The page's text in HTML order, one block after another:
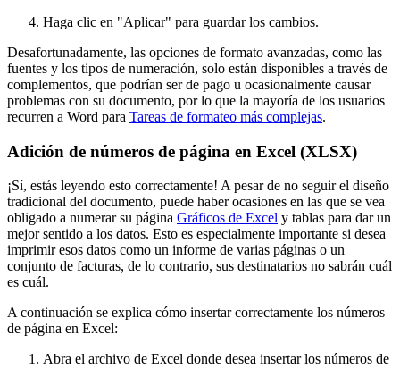
Haga clic en "Aplicar" para guardar los cambios.
Desafortunadamente, las opciones de formato avanzadas, como las
fuentes y los tipos de numeración, solo están disponibles a través de
complementos, que podrían ser de pago u ocasionalmente causar
problemas con su documento, por lo que la mayoría de los usuarios
recurren a Word para Tareas de formateo más complejas.
Adición de números de página en Excel (XLSX)
¡Sí, estás leyendo esto correctamente! A pesar de no seguir el diseño
tradicional del documento, puede haber ocasiones en las que se vea
obligado a numerar su página Gráficos de Excel y tablas para dar un
mejor sentido a los datos. Esto es especialmente importante si desea
imprimir esos datos como un informe de varias páginas o un
conjunto de facturas, de lo contrario, sus destinatarios no sabrán cuál
es cuál.
A continuación se explica cómo insertar correctamente los números
de página en Excel:
Abra el archivo de Excel donde desea insertar los números de